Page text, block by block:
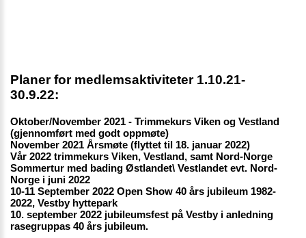
Planer for medlemsaktiviteter 1.10.21-
30.9.22:
Oktober/November 2021 - Trimmekurs Viken og Vestland
(gjennomført med godt oppmøte)
November 2021 Årsmøte (flyttet til 18. januar 2022)
Vår 2022 trimmekurs Viken, Vestland, samt Nord-Norge
Sommertur med bading Østlandet\ Vestlandet evt. Nord-
Norge i juni 2022
10-11 September 2022 Open Show 40 års jubileum 1982-
2022, Vestby hyttepark
10. september 2022 jubileumsfest på Vestby i anledning
rasegruppas 40 års jubileum.